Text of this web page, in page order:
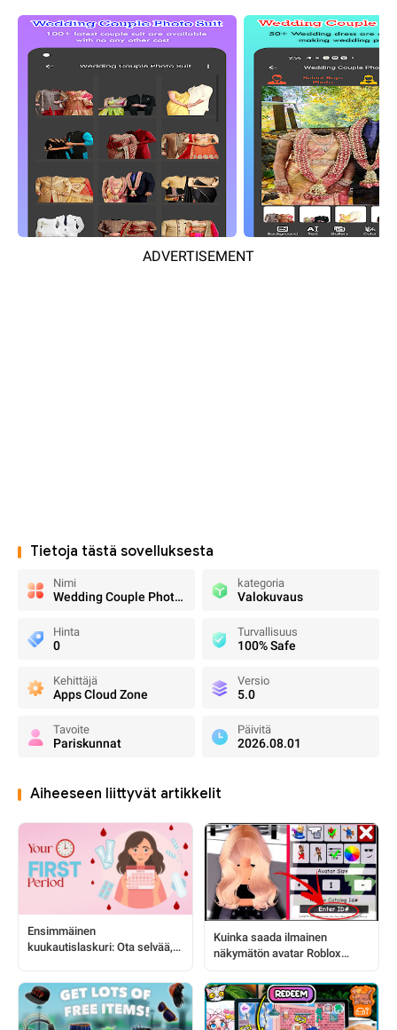
ADVERTISEMENT
Tietoja tästä sovelluksesta
Nimi
Wedding Couple Photo Suit
kategoria
Valokuvaus
Hinta
0
Turvallisuus
100% Safe
Kehittäjä
Apps Cloud Zone
Versio
5.0
Tavoite
Pariskunnat
Päivitä
2026.08.01
Aiheeseen liittyvät artikkelit
Ensimmäinen
kuukautislaskuri: Ota selvää,
Kuinka saada ilmainen
näkymätön avatar Roblox
koodeilla